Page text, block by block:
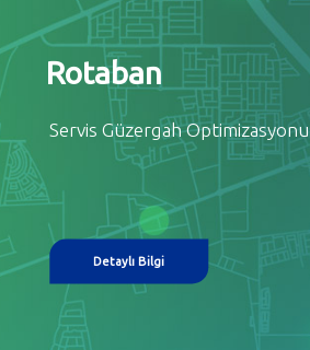
Rotaban
Servis Güzergah Optimizasyonu
Detaylı Bilgi